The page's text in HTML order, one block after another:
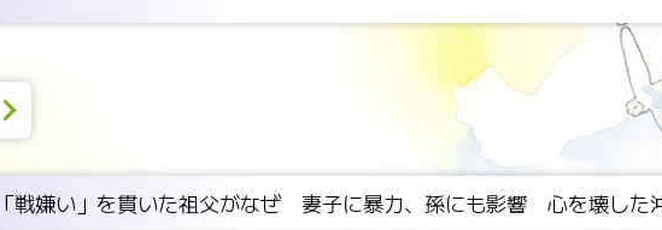
「戦嫌い」を貫いた祖父がなぜ 妻子に暴力、孫にも影響 心を壊した